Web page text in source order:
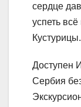
сердце
успеть
Кустурицы.
Доступен
Сербия